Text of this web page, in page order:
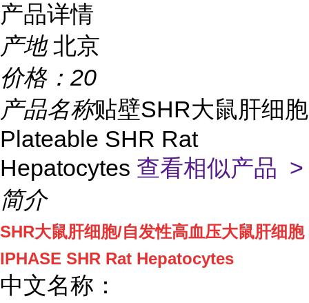
产品详情
产地 北京
价格： 20
产品名称贴壁SHR大鼠肝细胞
Plateable SHR Rat
Hepatocytes 查看相似产品 >
简介
SHR大鼠肝细胞/自发性高血压大鼠肝细胞
IPHASE SHR Rat Hepatocytes
中文名称：